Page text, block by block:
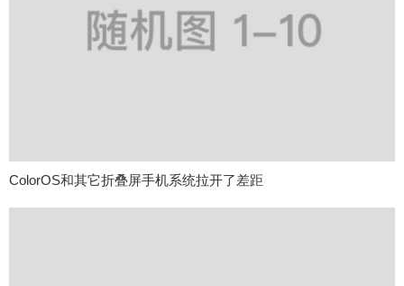
ColorOS和其它折叠屏手机系统拉开了差距